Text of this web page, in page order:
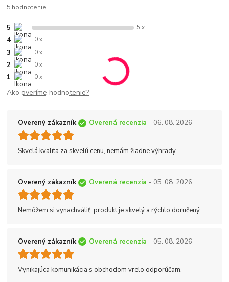
5 hodnotenie
5 5 x
4 0 x
3 0 x
2 0 x
1 0 x
Ako overíme hodnotenie?
Overený zákazník Overená recenzia - 06. 08. 2026
Skvelá kvalita za skvelú cenu, nemám žiadne výhrady.
Overený zákazník Overená recenzia - 05. 08. 2026
Nemôžem si vynachváliť, produkt je skvelý a rýchlo doručený.
Overený zákazník Overená recenzia - 05. 08. 2026
Vynikajúca komunikácia s obchodom vrelo odporúčam.